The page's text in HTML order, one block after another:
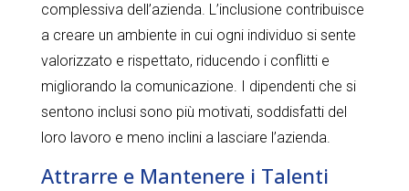
complessiva dell’azienda. L’inclusione contribuisce
a creare un ambiente in cui ogni individuo si sente
valorizzato e rispettato, riducendo i conflitti e
migliorando la comunicazione. I dipendenti che si
sentono inclusi sono più motivati, soddisfatti del
loro lavoro e meno inclini a lasciare l’azienda.
Attrarre e Mantenere i Talenti